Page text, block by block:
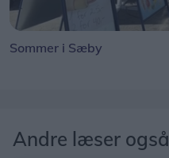
Sommer i Sæby
Andre læser også